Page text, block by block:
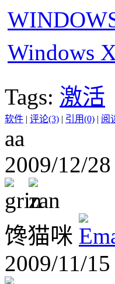
Windows
Tags: 激活
软件 | 评论(3) | 引用(0) | 阅
aa
2009/12/
馋猫咪
2009/11/